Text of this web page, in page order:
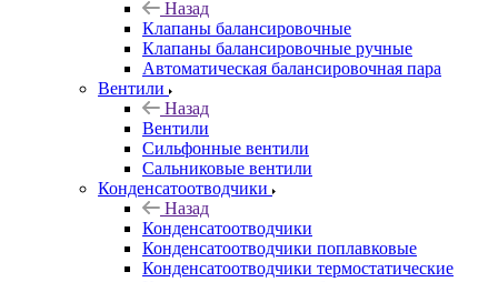
Назад
Клапаны балансировочные
Клапаны балансировочные ручные
Автоматическая балансировочная пара
Вентили
Назад
Вентили
Сильфонные вентили
Сальниковые вентили
Конденсатоотводчики
Назад
Конденсатоотводчики
Конденсатоотводчики поплавковые
Конденсатоотводчики термостатические